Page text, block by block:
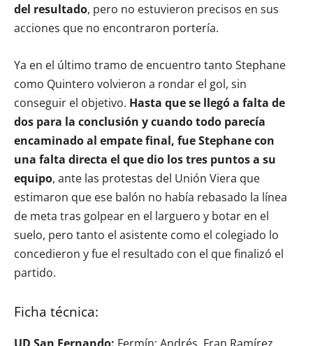
del resultado, pero no estuvieron precisos en sus
acciones que no encontraron portería.
Ya en el último tramo de encuentro tanto Stephane
como Quintero volvieron a rondar el gol, sin
conseguir el objetivo. Hasta que se llegó a falta de
dos para la conclusión y cuando todo parecía
encaminado al empate final, fue Stephane con
una falta directa el que dio los tres puntos a su
equipo, ante las protestas del Unión Viera que
estimaron que ese balón no había rebasado la línea
de meta tras golpear en el larguero y botar en el
suelo, pero tanto el asistente como el colegiado lo
concedieron y fue el resultado con el que finalizó el
partido.
Ficha técnica: